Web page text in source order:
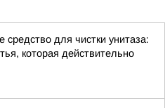
средство для чистки унитаза:
которая действительно